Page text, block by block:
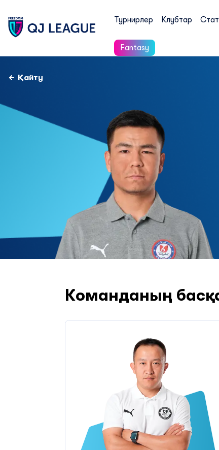
Турнирлер Клубтар
Fantasy
Қайту
Команданың